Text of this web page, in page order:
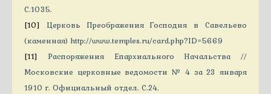
С.1035.
[10] Церковь Преображения Господня в Савельево
(каменная) http://www.temples.ru/card.php?ID=5669
[11] Распоряжения Епархиального Начальства //
Московские церковные ведомости № 4 за 23 января
1910 г. Официальный отдел. С.24.